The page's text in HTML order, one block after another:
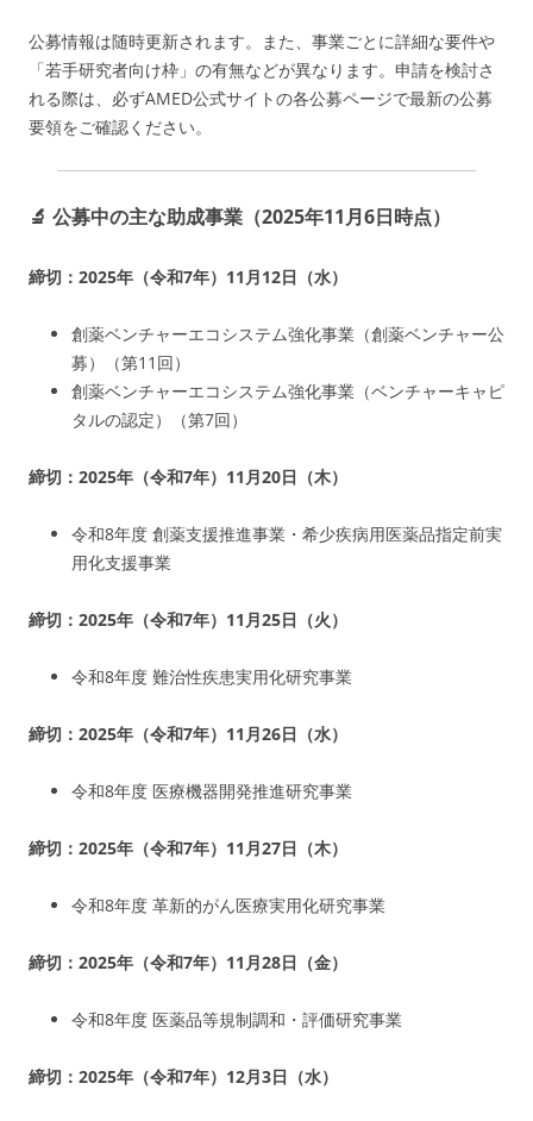
公募情報は随時更新されます。また、事業ごとに詳細な要件や
「若手研究者向け枠」の有無などが異なります。申請を検討さ
れる際は、必ずAMED公式サイトの各公募ページで最新の公募
要領をご確認ください。
🔬 公募中の主な助成事業（2025年11月6日時点）
締切：2025年（令和7年）11月12日（水）
創薬ベンチャーエコシステム強化事業（創薬ベンチャー公
募）（第11回）
創薬ベンチャーエコシステム強化事業（ベンチャーキャピ
タルの認定）（第7回）
締切：2025年（令和7年）11月20日（木）
令和8年度 創薬支援推進事業・希少疾病用医薬品指定前実
用化支援事業
締切：2025年（令和7年）11月25日（火）
令和8年度 難治性疾患実用化研究事業
締切：2025年（令和7年）11月26日（水）
令和8年度 医療機器開発推進研究事業
締切：2025年（令和7年）11月27日（木）
令和8年度 革新的がん医療実用化研究事業
締切：2025年（令和7年）11月28日（金）
令和8年度 医薬品等規制調和・評価研究事業
締切：2025年（令和7年）12月3日（水）